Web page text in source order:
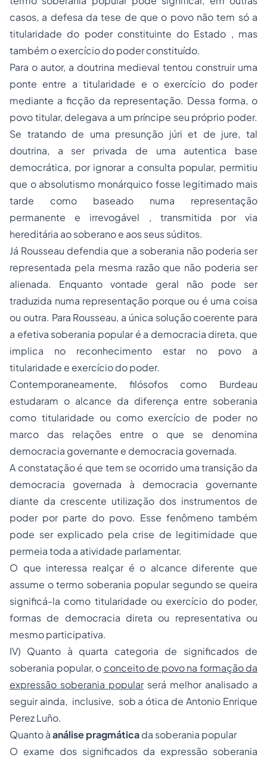
casos, a defesa da tese de que o povo não tem só a
titularidade do poder constituinte do Estado , mas
também o exercício do poder constituído.
Para o autor, a doutrina medieval tentou construir uma
ponte entre a titularidade e o exercício do poder
mediante a ficção da representação. Dessa forma, o
povo titular, delegava a um príncipe seu próprio poder.
Se tratando de uma presunção júri et de jure, tal
doutrina, a ser privada de uma autentica base
democrática, por ignorar a consulta popular, permitiu
que o absolutismo monárquico fosse legitimado mais
tarde como baseado numa representação
permanente e irrevogável , transmitida por via
hereditária ao soberano e aos seus súditos.
Já Rousseau defendia que a soberania não poderia ser
representada pela mesma razão que não poderia ser
alienada. Enquanto vontade geral não pode ser
traduzida numa representação porque ou é uma coisa
ou outra. Para Rousseau, a única solução coerente para
a efetiva soberania popular é a democracia direta, que
implica no reconhecimento estar no povo a
titularidade e exercício do poder.
Contemporaneamente, filósofos como Burdeau
estudaram o alcance da diferença entre soberania
como titularidade ou como exercício de poder no
marco das relações entre o que se denomina
democracia governante e democracia governada.
A constatação é que tem se ocorrido uma transição da
democracia governada à democracia governante
diante da crescente utilização dos instrumentos de
poder por parte do povo. Esse fenômeno também
pode ser explicado pela crise de legitimidade que
permeia toda a atividade parlamentar.
O que interessa realçar é o alcance diferente que
assume o termo soberania popular segundo se queira
significá-la como titularidade ou exercício do poder,
formas de democracia direta ou representativa ou
mesmo participativa.
IV) Quanto à quarta categoria de significados de
soberania popular, o conceito de povo na formação da
expressão soberania popularserá melhor analisado a
seguir ainda, inclusive, sob a ótica de Antonio Enrique
Perez Luño.
Quanto àanálise pragmáticada soberania popular
O exame dos significados da expressão soberania